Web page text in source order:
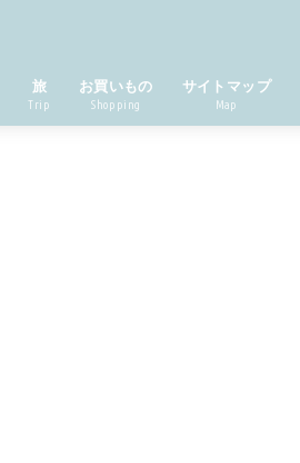
旅
Trip
お買いもの
Shopping
サイトマップ
Map